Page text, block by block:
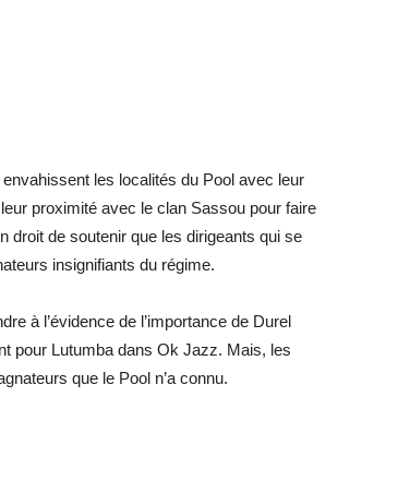
les localités du Pool avec leur
proximité avec le clan Sassou pour faire
droit de soutenir que les dirigeants qui se
insignifiants du régime.
à l’évidence de l’importance de Durel
pour Lutumba dans Ok Jazz. Mais, les
que le Pool n’a connu.